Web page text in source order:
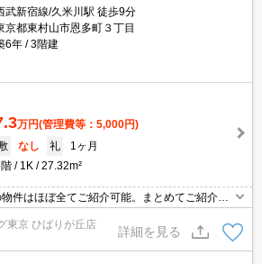
武新宿線/久米川駅 徒歩9分
京都東村山市恩多町３丁目
6年
3階建
万円(管理費等：5,000円)
なし 礼
1ヶ月
1K 27.32m²
件はほぼ全てご紹介可能。まとめてご紹介致
合せください。お部屋探しは情報量地域ナン
ングまで。
東京 ひばりが丘店
詳細を見る